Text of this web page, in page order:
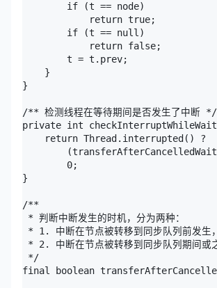
        if (t == node)
            return true;
        if (t == null)
            return false;
        t = t.prev;
    }
}
/** 检测线程在等待期间是否发生了中断 */
private int
    return Thread.interrupted() ?
        0;
}
/**
* 判断中断发生的时机，分为两种：
* 1. 中断在节点被转移到同步队列前发
* 2. 中断在节点被转移到同步队列期间
*/
final boolean